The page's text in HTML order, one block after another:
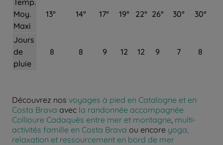
Moy.
Maxi
13° 14° 17° 19° 22° 26° 30° 30°
Jours
de
pluie
8 8 9 12 12 9 7 8
Découvrez nos voyages à pied en Catalogne et en
Costa Brava avec la randonnée accompagnée
Collioure Cadaquès entre mer et montagne multi-
activités famille en Costa Brava ou encore yoga,
relaxation et ressourcement en bord de mer